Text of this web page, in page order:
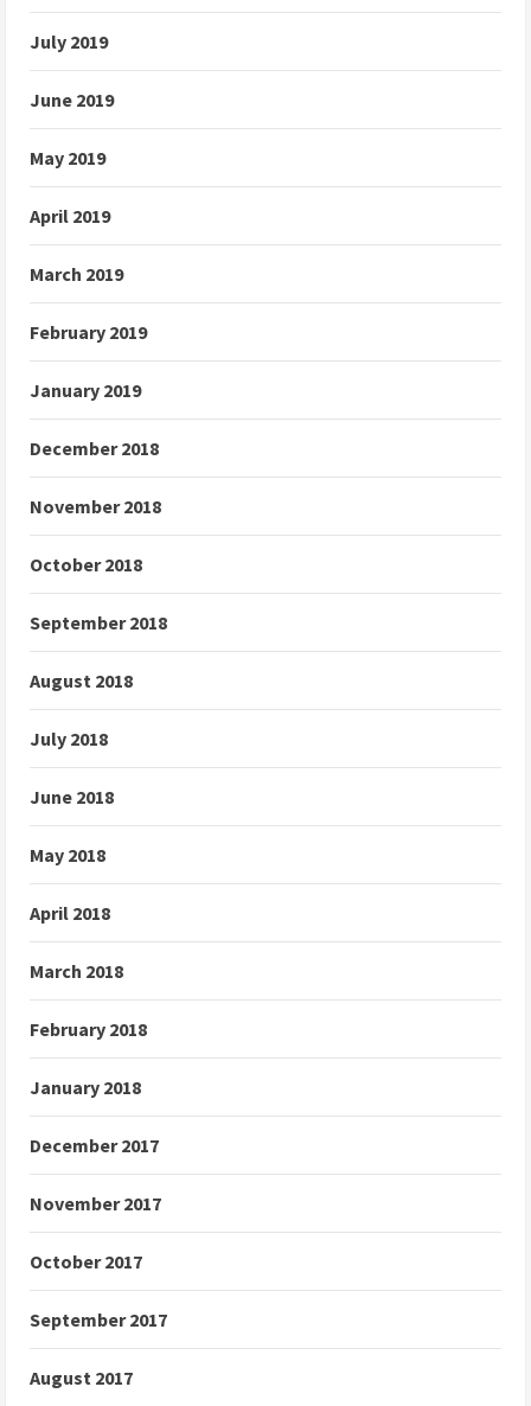
July 2019
June 2019
May 2019
April 2019
March 2019
February 2019
January 2019
December 2018
November 2018
October 2018
September 2018
August 2018
July 2018
June 2018
May 2018
April 2018
March 2018
February 2018
January 2018
December 2017
November 2017
October 2017
September 2017
August 2017